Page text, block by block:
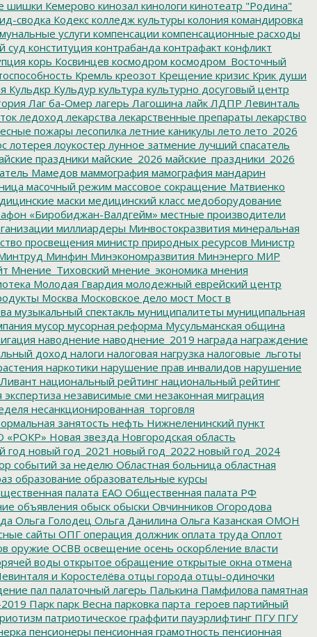
шишки Кемерово кинозал кинологи кинотеатр "Родина"
сводка Кодекс колледж культуры колония командировка
услуги компенсации компенсационные расходы
суд конституция контрабанда контрафакт конфликт
корь Косвинцев космодром космодром_Восточный
Кремль креозот Крещение кризис Крик души
Кульдкр Кульдур культура культурно досуговый центр
Лаг ба-Омер лагерь Лагошина лайк ЛДПР Левинталь
ледоход лекарства лекарственные препараты лекарство
пожары лесопилка летние каникулы лето лето_2026
лотерея лоукостер лунное затмение лучший спасатель
праздники майские_2026 майские_праздники_2026
Мамедов маммография мамография мандарин
масочный режим массовое сокращение Матвиенко
маски медицинский класс медоборудование
«Биробиджан-Валдгейм» местные производители
миллиардеры Минвостокразвития минеральная
просвещения министр природных ресурсов Министр
Минфин Минэкономразвития Минэнерго МИР
Мнение_Тиховский мнение_экономика мнения
Молодая Гвардия молодежный еврейский центр
Москва Московское дело мост Мост в
музыкальный спектакль муниципалитеты муниципальная
мусор мусорная реформа Мусульманская община
наводнение наводнение_2019 награда награждение
доход налоги налоговая нагрузка налоговые_льготы
наркотики нарушение прав инвалидов нарушение
национальный рейтинг национальный рейтинг
независимые сми незаконная миграция
несанкционированная_торговля
занятость нефть Нижнеленинский пункт
«РОКР» Новая звезда Новгородская область
год новый год_2021 новый год_2022 новый год_2024
событий за неделю Областная больница областная
образование образовательные курсы
палата ЕАО Общественная палата РФ
объявления обыск обыски Овчинников Огородова
Ольга Голодец Ольга Данилина Ольга Казанская ОМОН
сайты ОПГ операция должник оплата труда Оплот
оружие ОСВВ освещение осень оскорбление власти
воды открытое обращение открытые окна отмена
и Коростелёва отцы города отцы-одиночки
пал палаточный лагерь Палькина Памфилова памятная
Парк парк Весна парковка парта_героев партийный
патриотическое граффити пауэрлифтинг ПГУПГУ
пенсионеры пенсионная грамотность пенсионная